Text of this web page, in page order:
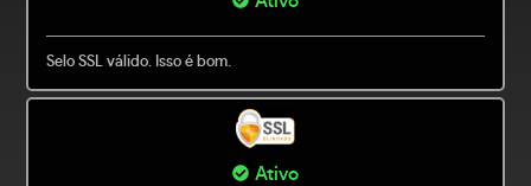
Selo SSL válido. Isso é bom.
Ativo